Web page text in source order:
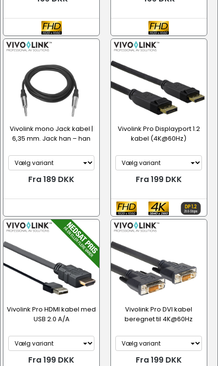
Vivolink mono Jack kabel |
6,35 mm. Jack han – han
Fra 189 DKK
Vivolink Pro Displayport 1.2
kabel (4K@60Hz)
Fra 199 DKK
Vivolink Pro HDMI kabel med
USB 2.0 A/A
Fra 199 DKK
Vivolink Pro DVI kabel
beregnet til 4K@60Hz
Fra 199 DKK